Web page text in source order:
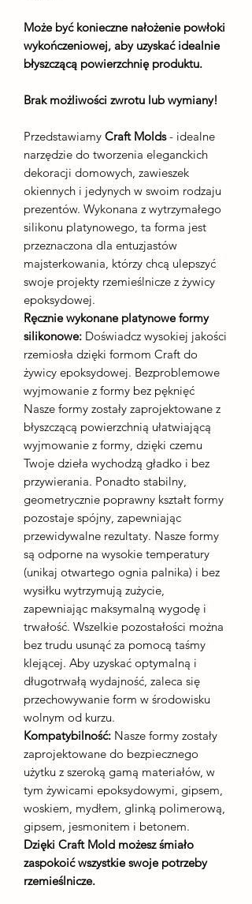
Może być konieczne nałożenie powłoki
wykończeniowej, aby uzyskać idealnie
błyszczącą powierzchnię produktu.
Brak możliwości zwrotu lub wymiany!
Przedstawiamy Craft Molds- idealne
narzędzie do tworzenia eleganckich
dekoracji domowych, zawieszek
okiennych i jedynych w swoim rodzaju
prezentów. Wykonana z wytrzymałego
silikonu platynowego, ta forma jest
przeznaczona dla entuzjastów
majsterkowania, którzy chcą ulepszyć
swoje projekty rzemieślnicze z żywicy
epoksydowej.
Ręcznie wykonane platynowe formy
silikonowe: Doświadcz wysokiej jakości
rzemiosła dzięki formom Craft do
żywicy epoksydowej. Bezproblemowe
wyjmowanie z formy bez pęknięć
Nasze formy zostały zaprojektowane z
błyszczącą powierzchnią ułatwiającą
wyjmowanie z formy, dzięki czemu
Twoje dzieła wychodzą gładko i bez
przywierania. Ponadto stabilny,
geometrycznie poprawny kształt formy
pozostaje spójny, zapewniając
przewidywalne rezultaty. Nasze formy
są odporne na wysokie temperatury
(unikaj otwartego ognia palnika) i bez
wysiłku wytrzymują zużycie,
zapewniając maksymalną wygodę i
trwałość. Wszelkie pozostałości można
bez trudu usunąć za pomocą taśmy
klejącej. Aby uzyskać optymalną i
długotrwałą wydajność, zaleca się
przechowywanie form w środowisku
wolnym od kurzu.
Kompatybilność: Nasze formy zostały
zaprojektowane do bezpiecznego
użytku z szeroką gamą materiałów, w
tym żywicami epoksydowymi, gipsem,
woskiem, mydłem, glinką polimerową,
gipsem, jesmonitem i betonem.
Dzięki Craft Mold możesz śmiało
zaspokoić wszystkie swoje potrzeby
rzemieślnicze.